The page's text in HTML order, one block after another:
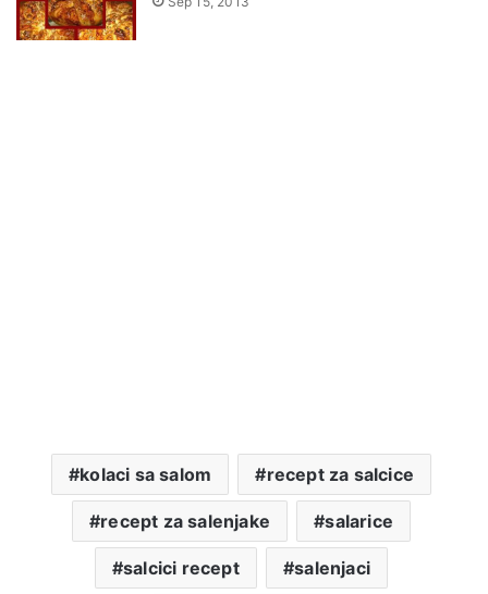
kolaci sa salom recept za salcice
recept za salenjake salarice
salcici recept salenjaci